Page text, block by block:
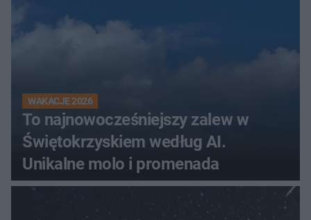
WAKACJE 2026
To najnowocześniejszy zalew w
Świętokrzyskiem według AI.
Unikalne molo i promenada